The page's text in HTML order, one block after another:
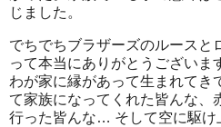
じました。
でちでちブラザーズのルースと
って本当にありがとうございま
わが家に縁があって生まれてき
て家族になってくれた皆んな、
行った皆んな… そして空に駆け